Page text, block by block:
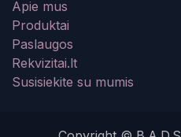
Apie mus
Produktai
Paslaugos
Rekvizitai.lt
Susisiekite su mumis